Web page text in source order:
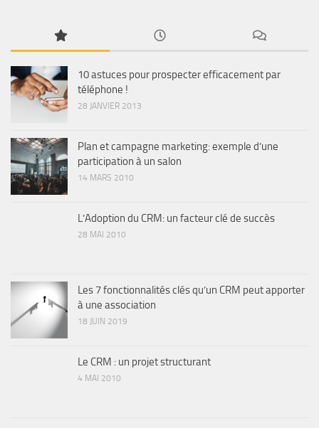
10 astuces pour prospecter efficacement par
téléphone !
28 JANVIER 2013
Plan et campagne marketing: exemple d’une
participation à un salon
14 MARS 2010
L’Adoption du CRM: un facteur clé de succès
28 MAI 2010
Les 7 fonctionnalités clés qu’un CRM peut apporter
à une association
18 JUIN 2019
Le CRM : un projet structurant
4 MAI 2010